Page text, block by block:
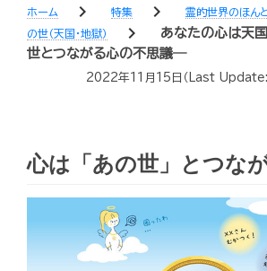
ホーム chevron_right 特集 chevron_right 霊的世界のほん
の世（天国・地獄）
chevron_right
あなたの心は天
世とつながる心の不思議―
2022年11月15日 （Last Update:
心は「あの世」とつな